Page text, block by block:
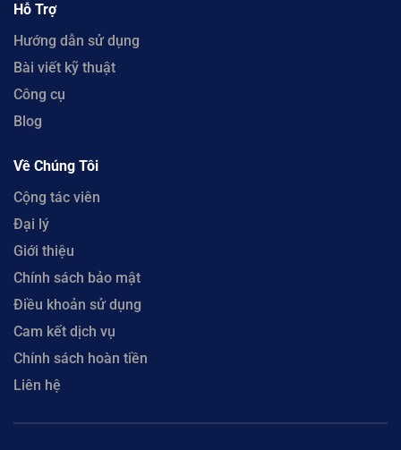
Hỗ Trợ
Hướng dẫn sử dụng
Bài viết kỹ thuật
Công cụ
Blog
Về Chúng Tôi
Cộng tác viên
Đại lý
Giới thiệu
Chính sách bảo mật
Điều khoản sử dụng
Cam kết dịch vụ
Chính sách hoàn tiền
Liên hệ